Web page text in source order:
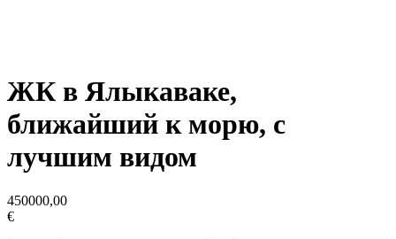
ЖК в Ялыкаваке,
ближайший к морю, с
лучшим видом
450000,00
€